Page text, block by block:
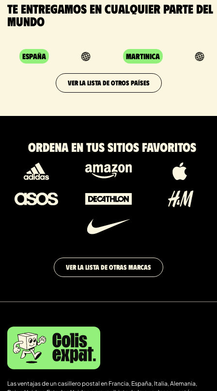
Te entregamos en cualquier parte del
mundo
España Martinica
VER LA LISTA DE OTROS PAÍSES
Ordena en tus sitios favoritos
VER LA LISTA DE OTRAS MARCAS
Las ventajas de un casillero postal en Francia, España, Italia, Alemania,